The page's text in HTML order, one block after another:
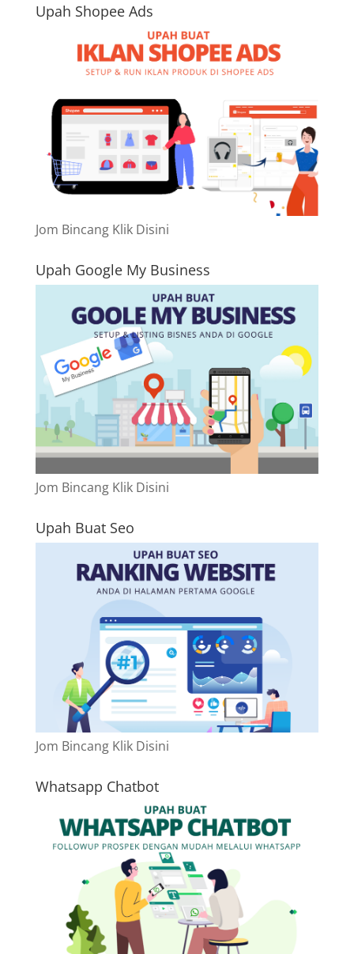
Upah Shopee Ads
Jom Bincang Klik Disini
Upah Google My Business
Jom Bincang Klik Disini
Upah Buat Seo
Jom Bincang Klik Disini
Whatsapp Chatbot